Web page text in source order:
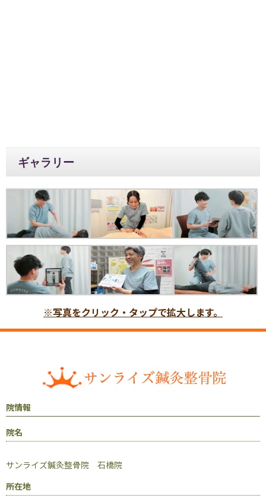
ギャラリー
※写真をクリック・タップで拡大します。
院情報
院名
サンライズ鍼灸整骨院 石橋院
所在地